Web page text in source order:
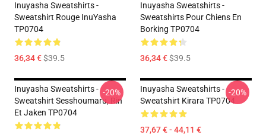
Inuyasha Sweatshirts -
Sweatshirt Rouge InuYasha
TP0704
36,34 €$39.5
Inuyasha Sweatshirts -
Sweatshirts Pour Chiens En
Borking TP0704
36,34 €$39.5
Inuyasha Sweatshirts -
Sweatshirt Sesshoumaru, Rin
Et Jaken TP0704
-20%
Inuyasha Sweatshirts -
Sweatshirt Kirara TP0704
37,67 € - 44,11 €
-20%